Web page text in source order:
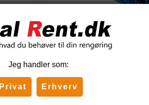
Tæppe Cylinderbørste til
Gulvvaskemaskine
107411863
Jeg handler som:
Privat Erhverv